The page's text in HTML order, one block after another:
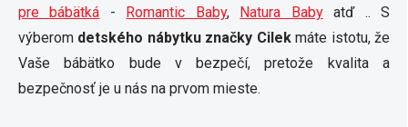
pre bábätká - Romantic Baby, Natura Babyatď .. S
výberom detského nábytku značky Cilekmáte istotu, že
Vaše bábätko bude v bezpečí, pretože kvalita a
bezpečnosť je u nás na prvom mieste.